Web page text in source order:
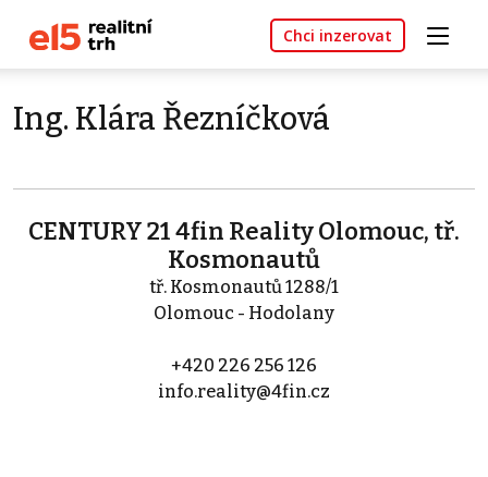
Chci inzerovat
Ing. Klára Řezníčková
CENTURY 21 4fin Reality Olomouc, tř.
Kosmonautů
tř. Kosmonautů 1288/1
Olomouc - Hodolany
+420 226 256 126
info.reality@4fin.cz